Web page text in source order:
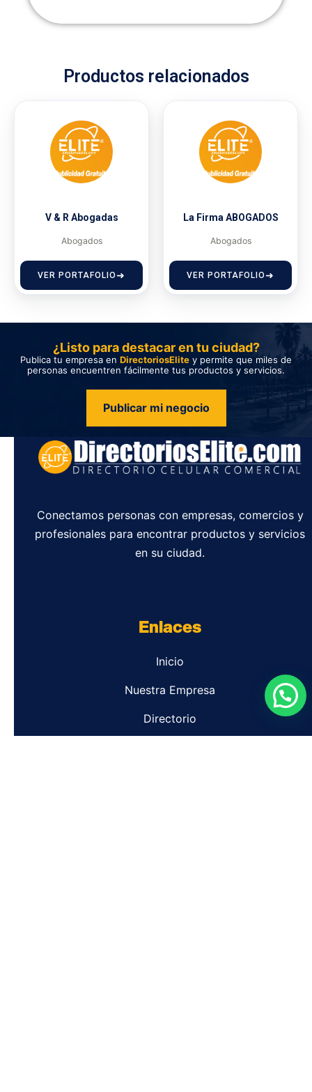
Productos relacionados
V & R Abogadas
Abogados
VER PORTAFOLIO
La Firma ABOGADOS
Abogados
VER PORTAFOLIO
¿Listo para destacar en tu ciudad?
Publica tu empresa en DirectoriosElite y permite que miles de
personas encuentren fácilmente tus productos y servicios.
Publicar mi negocio
Conectamos personas con empresas, comercios y
profesionales para encontrar productos y servicios
en su ciudad.
Enlaces
Inicio
Nuestra Empresa
Directorio